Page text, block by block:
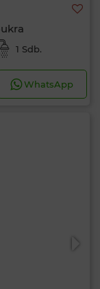
1 Sdb.
WhatsApp